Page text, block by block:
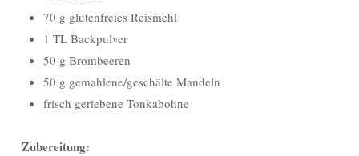
70 g glutenfreies Reismehl
1 TL Backpulver
50 g Brombeeren
50 g gemahlene/geschälte Mandeln
frisch geriebene Tonkabohne
Zubereitung: